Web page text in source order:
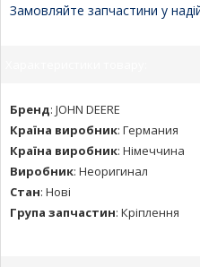
Замовляйте запчастини у
Бренд: JOHN DEERE
Країна виробник: Германия
Країна виробник: Німеччина
Виробник: Неоригинал
Стан: Нові
Група запчастин: Кріплення